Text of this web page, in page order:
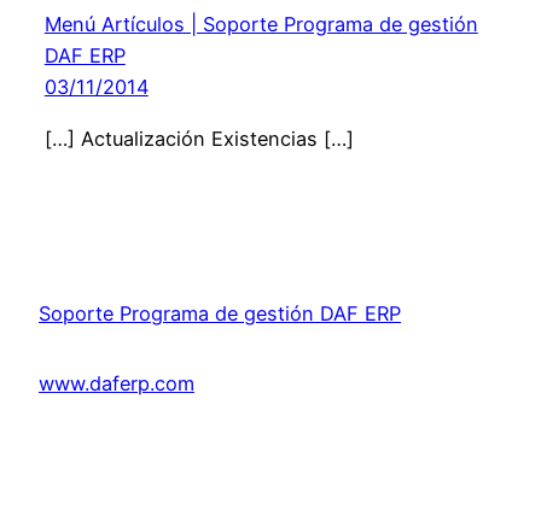
Menú Artículos | Soporte Programa de gestión
DAF ERP
03/11/2014
[…] Actualización Existencias […]
Soporte Programa de gestión DAF ERP
www.daferp.com